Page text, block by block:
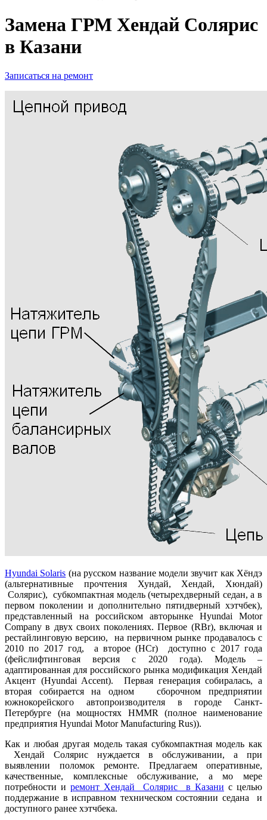
Замена ГРМ Хендай Солярис
в Казани
Записаться на ремонт
Hyundai Solaris (на русском название модели звучит как Хёндэ
(альтернативные прочтения Хундай, Хендай, Хюндай)
Солярис), субкомпактная модель (четырехдверный седан, а в
первом поколении и дополнительно пятидверный хэтчбек),
представленный на российском авторынке Hyundai Motor
Company в двух своих поколениях. Первое (RBr), включая и
рестайлинговую версию, на первичном рынке продавалось с
2010 по 2017 год, а второе (HCr) доступно с 2017 года
(фейслифтинговая версия с 2020 года). Модель –
адаптированная для российского рынка модификация Хендай
Акцент (Hyundai Accent). Первая генерация собиралась, а
вторая собирается на одном сборочном предприятии
южнокорейского автопроизводителя в городе Санкт-
Петербурге (на мощностях HMMR (полное наименование
предприятия Hyundai Motor Manufacturing Rus)).
Как и любая другая модель такая субкомпактная модель как
Хендай Солярис нуждается в обслуживании, а при
выявлении поломок ремонте. Предлагаем оперативные,
качественные, комплексные обслуживание, а мо мере
потребности и ремонт Хендай Солярис в Казани с целью
поддержание в исправном техническом состоянии седана и
доступного ранее хэтчбека.